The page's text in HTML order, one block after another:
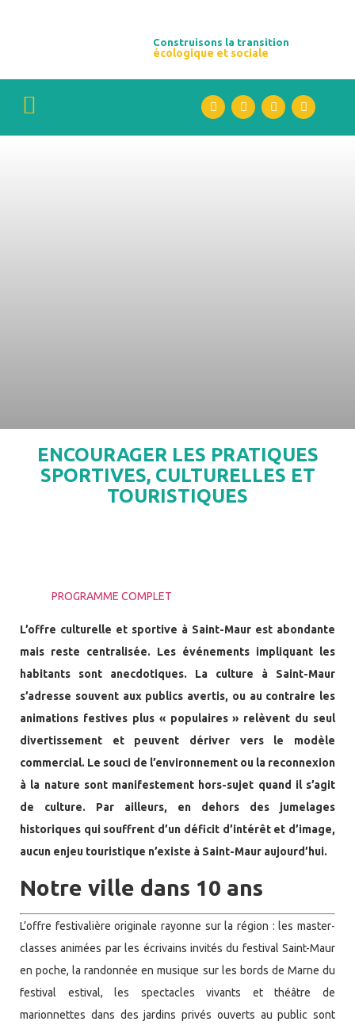
Construisons la transition
écologique et sociale​
ENCOURAGER LES PRATIQUES
SPORTIVES, CULTURELLES ET
TOURISTIQUES
PROGRAMME COMPLET
L’offre culturelle et sportive à Saint-Maur est abondante
mais reste centralisée. Les événements impliquant les
habitants sont anecdotiques. La culture à Saint-Maur
s’adresse souvent aux publics avertis, ou au contraire les
animations festives plus « populaires » relèvent du seul
divertissement et peuvent dériver vers le modèle
commercial. Le souci de l’environnement ou la reconnexion
à la nature sont manifestement hors-sujet quand il s’agit
de culture. Par ailleurs, en dehors des jumelages
historiques qui souffrent d’un déficit d’intérêt et d’image,
aucun enjeu touristique n’existe à Saint-Maur aujourd’hui.
Notre ville dans 10 ans
L’offre festivalière originale rayonne sur la région : les master-
classes animées par les écrivains invités du festival Saint-Maur
en poche, la randonnée en musique sur les bords de Marne du
festival estival, les spectacles vivants et théâtre de
marionnettes dans des jardins privés ouverts au public sont